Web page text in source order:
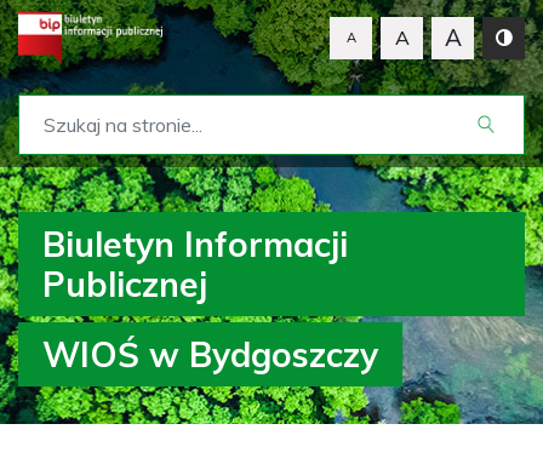
A A A
Biuletyn Informacji
Publicznej
WIOŚ w Bydgoszczy